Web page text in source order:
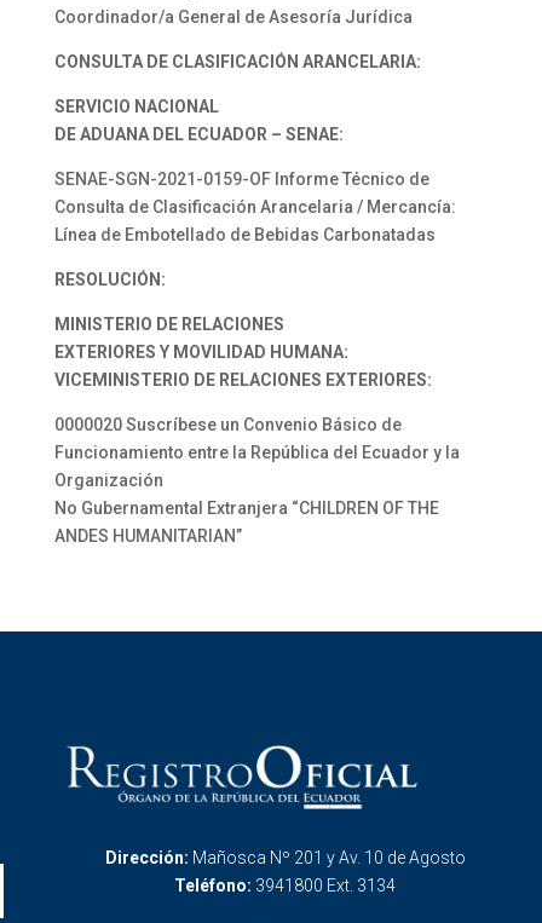
Coordinador/a General de Asesoría Jurídica
CONSULTA DE CLASIFICACIÓN ARANCELARIA:
SERVICIO NACIONAL
DE ADUANA DEL ECUADOR – SENAE:
SENAE-SGN-2021-0159-OF Informe Técnico de
Consulta de Clasificación Arancelaria / Mercancía:
Línea de Embotellado de Bebidas Carbonatadas
RESOLUCIÓN:
MINISTERIO DE RELACIONES
EXTERIORES Y MOVILIDAD HUMANA:
VICEMINISTERIO DE RELACIONES EXTERIORES:
0000020 Suscríbese un Convenio Básico de
Funcionamiento entre la República del Ecuador y la
Organización
No Gubernamental Extranjera “CHILDREN OF THE
ANDES HUMANITARIAN”
Dirección: Mañosca Nº 201 y Av. 10 de Agosto
Teléfono: 3941800 Ext. 3134